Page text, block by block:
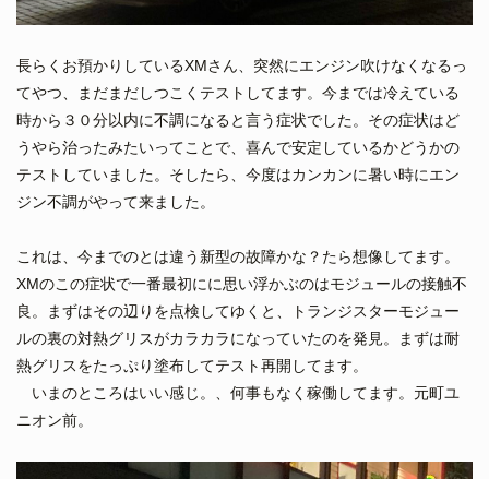
長らくお預かりしているXMさん、突然にエンジン吹けなくなるっ
てやつ、まだまだしつこくテストしてます。今までは冷えている
時から３０分以内に不調になると言う症状でした。その症状はど
うやら治ったみたいってことで、喜んで安定しているかどうかの
テストしていました。そしたら、今度はカンカンに暑い時にエン
ジン不調がやって来ました。
これは、今までのとは違う新型の故障かな？たら想像してます。
XMのこの症状で一番最初にに思い浮かぶのはモジュールの接触不
良。まずはその辺りを点検してゆくと、トランジスターモジュー
ルの裏の対熱グリスがカラカラになっていたのを発見。まずは耐
熱グリスをたっぷり塗布してテスト再開してます。
いまのところはいい感じ。、何事もなく稼働してます。元町ユ
ニオン前。